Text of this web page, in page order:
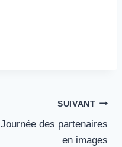
SUIVANT
Journée des partenaires
en images